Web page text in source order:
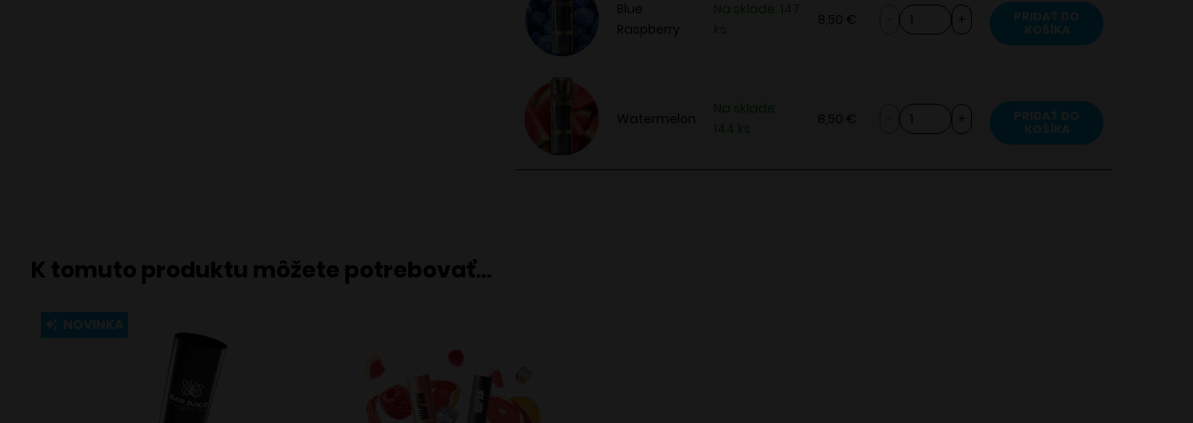
Blue
Raspberry
Na sklade: 147
ks
8,50 €
množstvo
VapenGo
PRIDAŤ DO
KOŠÍKA
Watermelon
Na sklade:
144 ks
8,50 €
množstvo
VapenGo
PRIDAŤ DO
KOŠÍKA
K tomuto produktu môžete potrebovať…
NOVINKA